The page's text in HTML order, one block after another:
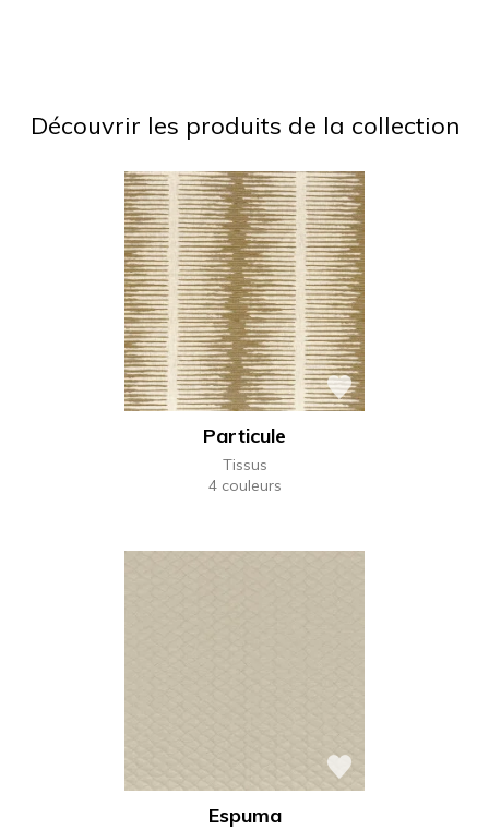
Découvrir les produits de la collection
Particule
Tissus
4 couleurs
Espuma